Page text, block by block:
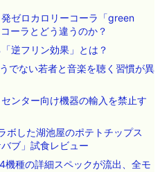
ゼロカロリーコーラ「green
ーラとどう違うのか？
逆フリン効果」とは？
でない若者と音楽を聴く習慣が異
ンター向け機器の輸入を禁止す
ボした湖池屋のポテトチップス
ブ」試食レビュー
種の詳細スペックが流出、全モ